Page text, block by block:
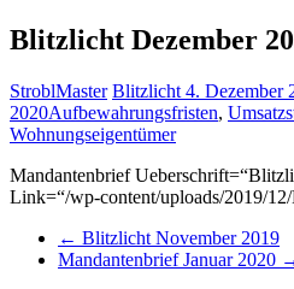
Blitzlicht Dezember
StroblMaster Blitzlicht 4. Dezember
2020Aufbewahrungsfristen,
Wohnungseigentümer
Mandantenbrief
Link=“/wp-content/uploads/2019/
← Blitzlicht November 2019
Mandantenbrief Januar 2020